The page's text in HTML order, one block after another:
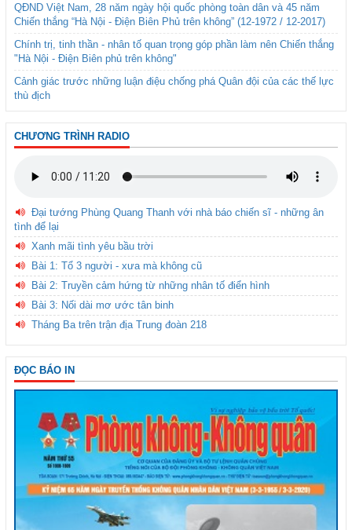
QĐND Việt Nam, 28 năm ngày hội quốc phòng toàn dân và 45 năm
Chiến thắng “Hà Nội - Điện Biên Phủ trên không” (12-1972 / 12-2017)
Chính trị, tinh thần - nhân tố quan trọng góp phần làm nên Chiến thắng
"Hà Nội - Điện Biên phủ trên không"
Cảnh giác trước những luận điệu chống phá Quân đội của các thế lực
thù địch
CHƯƠNG TRÌNH RADIO
Đại tướng Phùng Quang Thanh với nhà báo chiến sĩ - những ân
tình để lại
Xanh mãi tình yêu bầu trời
Bài 1: Tổ 3 người - xưa mà không cũ
Bài 2: Truyền cảm hứng từ những nhân tố điển hình
Bài 3: Nối dài mơ ước tân binh
Tháng Ba trên trận địa Trung đoàn 218
ĐỌC BÁO IN